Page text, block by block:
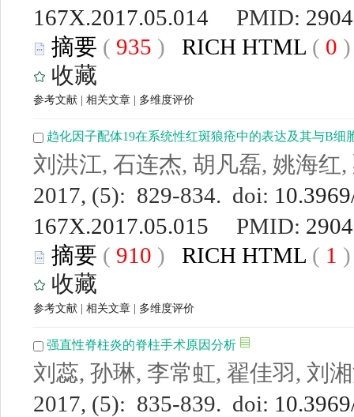
167X.2017.05.014 PMID:
摘要 ( 935 ) RICH HTML ( 0
收藏
参考文献 相关文章 多维度评价
趋化因子配体19在系统性红斑狼疮中的表达及其与B细
刘洪江, 石连杰, 胡凡磊, 姚海红
2017, (5): 829-834. doi:
167X.2017.05.015 PMID:
摘要 ( 910 ) RICH HTML ( 1
收藏
参考文献 相关文章 多维度评价
强直性脊柱炎的脊柱手术原因分析
刘蕊, 孙琳, 李常虹, 翟佳羽, 刘
2017, (5): 835-839. doi: